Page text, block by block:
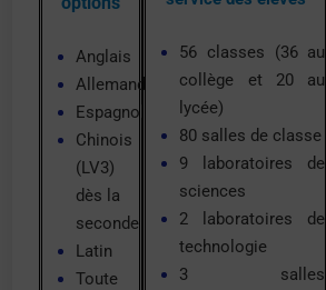
Anglais
Allemand
Espagnol
Chinois
(LV3)
dès la
seconde
Latin
Toute
56 classes (36 au
collège et 20 au
lycée)
80 salles de classe
9 laboratoires de
sciences
2 laboratoires de
technologie
3 salles